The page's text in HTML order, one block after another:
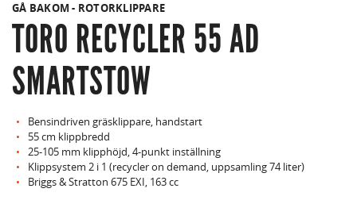
GÅ BAKOM - ROTORKLIPPARE
TORO RECYCLER 55 AD
SMARTSTOW
Bensindriven gräsklippare, handstart
55 cm klippbredd
25-105 mm klipphöjd, 4-punkt inställning
Klippsystem 2 i 1 (recycler on demand, uppsamling 74 liter)
Briggs & Stratton 675 EXI, 163 cc